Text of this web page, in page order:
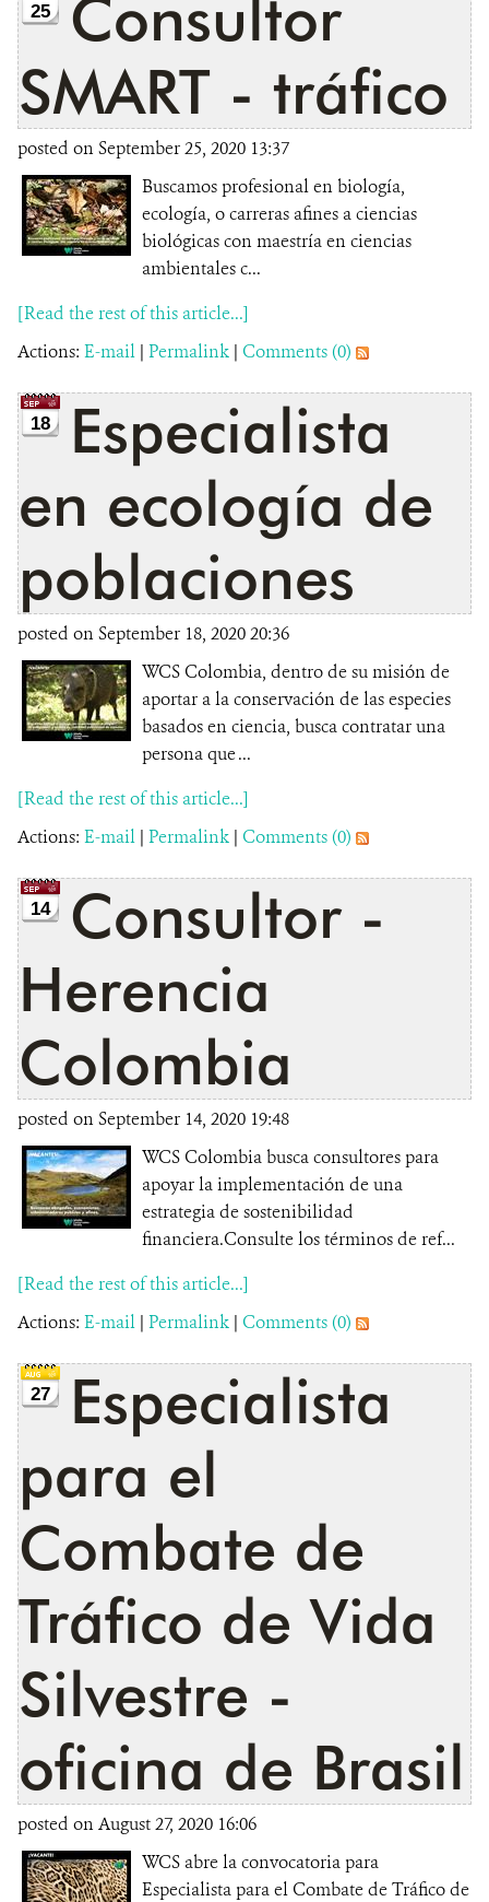
25
Consultor
SMART - tráfico
posted on September 25, 2020 13:37
Buscamos profesional en biología,
ecología, o carreras afines a ciencias
biológicas con maestría en ciencias
ambientales c...
[Read the rest of this article...]
Actions: E-mail | Permalink | Comments (0)
18
Especialista
en ecología de
poblaciones
posted on September 18, 2020 20:36
WCS Colombia, dentro de su misión de
aportar a la conservación de las especies
basados en ciencia, busca contratar una
persona que ...
[Read the rest of this article...]
Actions: E-mail | Permalink | Comments (0)
14
Consultor -
Herencia
Colombia
posted on September 14, 2020 19:48
WCS Colombia busca consultores para
apoyar la implementación de una
estrategia de sostenibilidad
financiera.Consulte los términos de ref...
[Read the rest of this article...]
Actions: E-mail | Permalink | Comments (0)
27
Especialista
para el
Combate de
Tráfico de Vida
Silvestre -
oficina de Brasil
posted on August 27, 2020 16:06
WCS abre la convocatoria para
Especialista para el Combate de Tráfico de